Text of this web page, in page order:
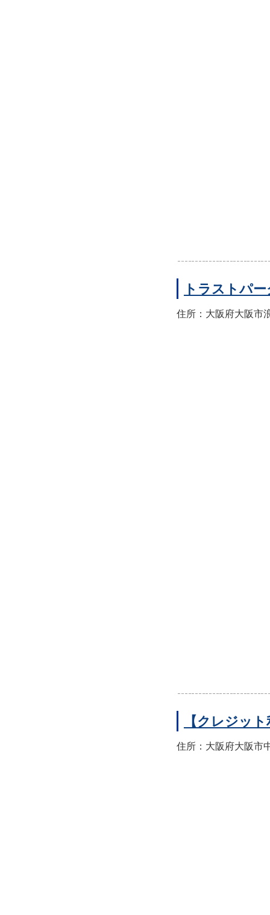
トラストパ
住所：大阪府大阪市
【クレジッ
住所：大阪府大阪市